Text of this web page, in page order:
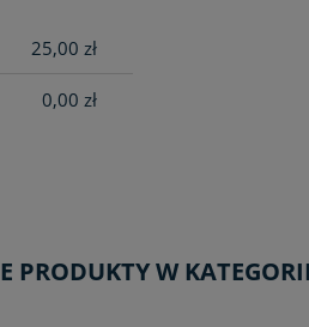
KOSZTÓW PŁATNOŚCI
25,00 zł
0,00 zł
PRODUKTY W KATEGORII